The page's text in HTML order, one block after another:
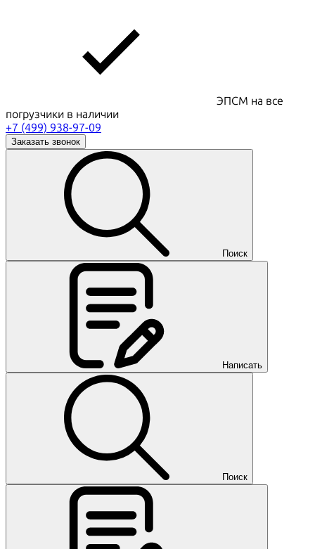
ЭПСМ на все
погрузчики в наличии
+7 (499) 938-97-09
Заказать звонок
Поиск
Написать
Поиск